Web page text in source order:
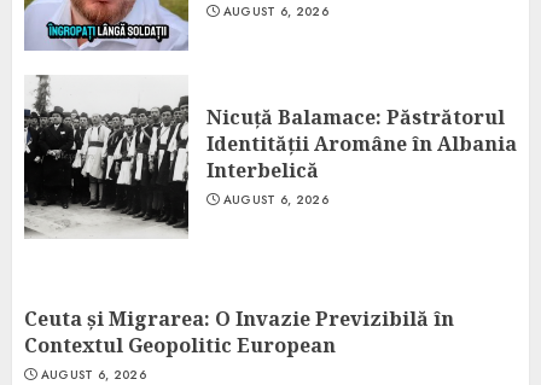
AUGUST 6, 2026
Nicuță Balamace: Păstrătorul
Identității Aromâne în Albania
Interbelică
AUGUST 6, 2026
Ceuta și Migrarea: O Invazie Previzibilă în
Contextul Geopolitic European
AUGUST 6, 2026